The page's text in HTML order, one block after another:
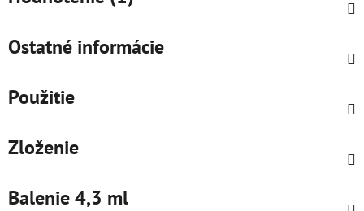
Ostatné informácie
Použitie
Zloženie
Balenie 4,3 ml